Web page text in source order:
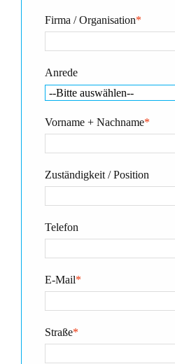
*
Firma / Organisation
Anrede
*
Vorname + Nachname
Zuständigkeit / Position
Telefon
*
E-Mail
*
Straße